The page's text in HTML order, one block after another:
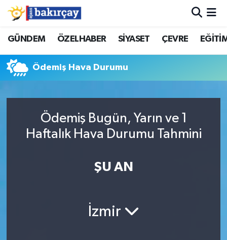
GÜNDEM ÖZELHABER SİYASET ÇEVRE
Ödemiş Hava Durumu
Ödemiş Bugün, Yarın ve 1
Haftalık Hava Durumu Tahmini
ŞU AN
İzmir
İzmir Nöbetçi Eczaneler
İzmir Hava Durumu
İzmir Trafik Yoğunluk Haritası